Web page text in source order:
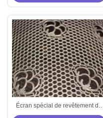
Écran spécial de revêtement de
jacquard d'écran de Spounlace de